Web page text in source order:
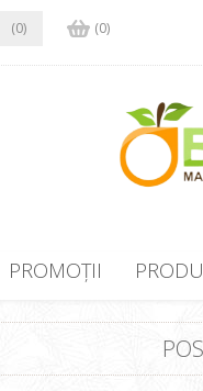
(0) (0)
PROMOȚII